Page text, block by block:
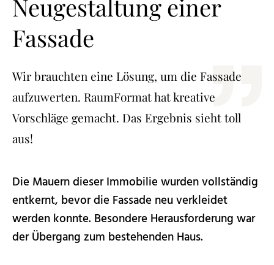
Neugestaltung einer
Fassade
Wir brauchten eine Lösung, um die Fassade
aufzuwerten. RaumFormat hat kreative
Vorschläge gemacht. Das Ergebnis sieht toll
aus!
Die Mauern dieser Immobilie wurden vollständig
entkernt, bevor die Fassade neu verkleidet
werden konnte. Besondere Herausforderung war
der Übergang zum bestehenden Haus.